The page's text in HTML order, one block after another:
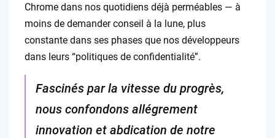
Chrome dans nos quotidiens déjà perméables — à
moins de demander conseil à la lune, plus
constante dans ses phases que nos développeurs
dans leurs “politiques de confidentialité”.
Fascinés par la vitesse du progrès,
nous confondons allégrement
innovation et abdication de notre